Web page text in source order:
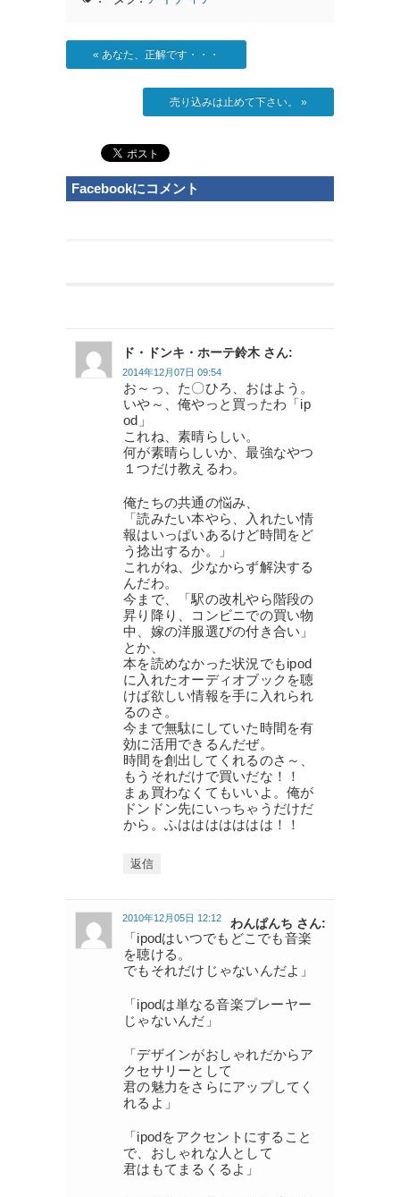
« あなた、正解です・・・
売り込みは止めて下さい。 »
Facebookにコメント
ド・ドンキ・ホーテ鈴木 さん:
2014年12月07日 09:54
お～っ、た〇ひろ、おはよう。
いや～、俺やっと買ったわ「ip
od」
これね、素晴らしい。
何が素晴らしいか、最強なやつ
１つだけ教えるわ。
俺たちの共通の悩み、
「読みたい本やら、入れたい情
報はいっぱいあるけど時間をど
う捻出するか。」
これがね、少なからず解決する
んだわ。
今まで、「駅の改札やら階段の
昇り降り、コンビニでの買い物
中、嫁の洋服選びの付き合い」
とか、
本を読めなかった状況でもipod
に入れたオーディオブックを聴
けば欲しい情報を手に入れられ
るのさ。
今まで無駄にしていた時間を有
効に活用できるんだぜ。
時間を創出してくれるのさ～、
もうそれだけで買いだな！！
まぁ買わなくてもいいよ。俺が
ドンドン先にいっちゃうだけだ
から。ふははははははは！！
返信
わんぱんち さん:
2010年12月05日 12:12
「ipodはいつでもどこでも音楽
を聴ける。
でもそれだけじゃないんだよ」
「ipodは単なる音楽プレーヤー
じゃないんだ」
「デザインがおしゃれだからア
クセサリーとして
君の魅力をさらにアップしてく
れるよ」
「ipodをアクセントにすること
で、おしゃれな人として
君はもてまるくるよ」